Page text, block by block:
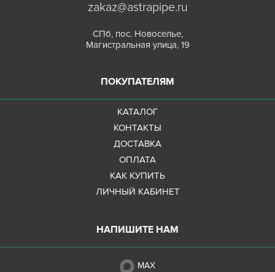
zakaz@astrapipe.ru
СПб, пос. Новоселье,
Магистральная улица, 19
ПОКУПАТЕЛЯМ
КАТАЛОГ
КОНТАКТЫ
ДОСТАВКА
ОПЛАТА
КАК КУПИТЬ
ЛИЧНЫЙ КАБИНЕТ
НАПИШИТЕ НАМ
MAX